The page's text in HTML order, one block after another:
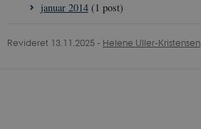
januar 2014(1 post)
Revideret 13.11.2025 - Helene Uller-Kristensen